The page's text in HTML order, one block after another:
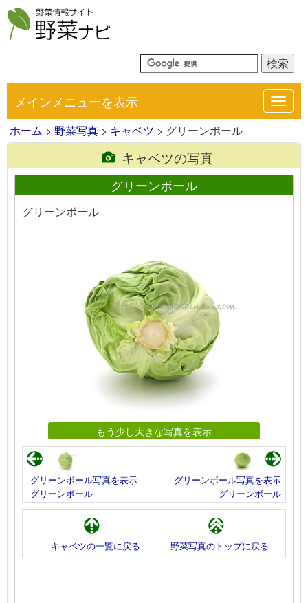
メインメニューを表示
ホーム > 野菜写真 > キャベツ > グリーンボール
キャベツの写真
グリーンボール
グリーンボール
もう少し大きな写真を表示
グリーンボール写真を表示
グリーンボール
グリーンボール写真を表示
グリーンボール
キャベツの一覧に戻る 野菜写真のトップに戻る